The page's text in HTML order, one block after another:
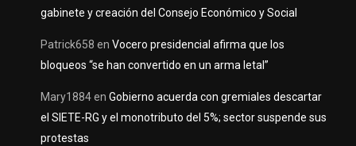
gabinete y creación del Consejo Económico y Social
Patrick658 en Vocero presidencial afirma que los
bloqueos “se han convertido en un arma letal”
Mary1884en Gobierno acuerda con gremiales descartar
el SIETE-RG y el monotributo del 5%; sector suspende sus
protestas